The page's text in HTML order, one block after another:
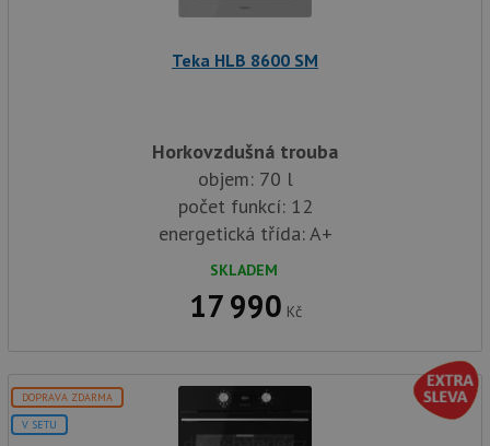
Teka HLB 8600 SM
Horkovzdušná trouba
objem: 70 l
počet funkcí: 12
energetická třída: A+
SKLADEM
17 990 Kč
DOPRAVA ZDARMA
V SETU